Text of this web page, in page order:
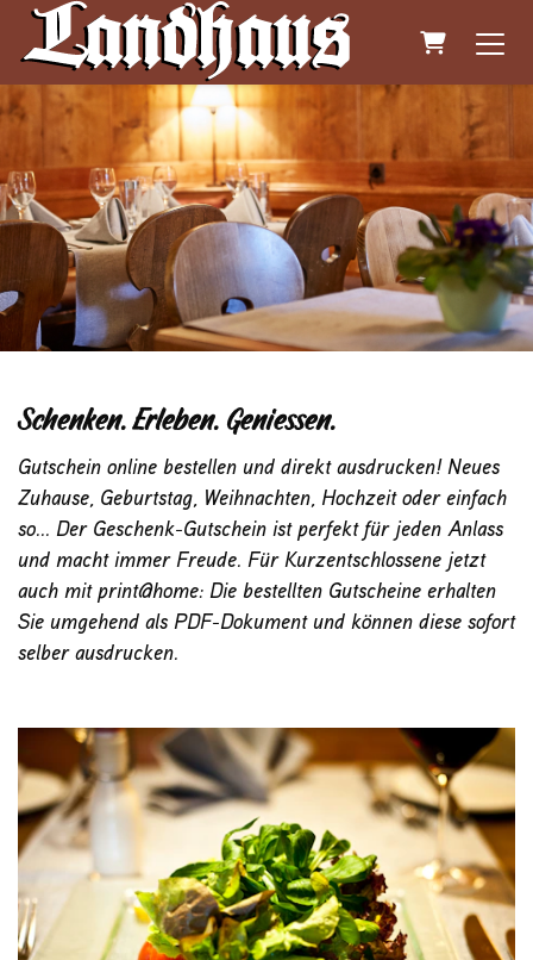
Warenkorb
Schenken. Erleben. Geniessen.
Gutschein online bestellen und direkt ausdrucken! Neues
Zuhause, Geburtstag, Weihnachten, Hochzeit oder einfach
so... Der Geschenk-Gutschein ist perfekt für jeden Anlass
und macht immer Freude. Für Kurzentschlossene jetzt
auch mit print@home: Die bestellten Gutscheine erhalten
Sie umgehend als PDF-Dokument und können diese sofort
selber ausdrucken.